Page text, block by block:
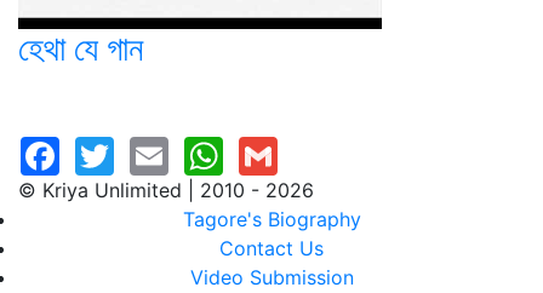
হেথা যে গান
© Kriya Unlimited | 2010 - 2026
Tagore's Biography
Contact Us
Video Submission